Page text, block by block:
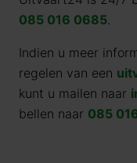
085 016 0685.
Indien u meer
regelen van een
kunt u mailen naar
bellen naar 085